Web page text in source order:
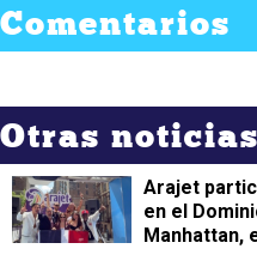
Comentarios
Otras noticias
Arajet
en el
Manhattan,